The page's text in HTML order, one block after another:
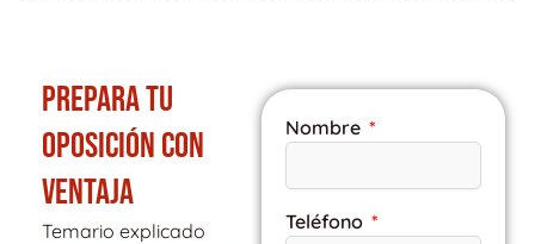
PREPARA TU
OPOSICIÓN CON
VENTAJA
Temario explicado
Nombre
Teléfono